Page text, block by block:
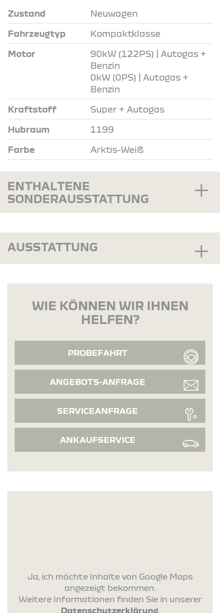
Zustand Neuwagen
Fahrzeugtyp Kompaktklasse
Motor
90kW (122PS) | Autogas +
Benzin
0kW (0PS) | Autogas +
Benzin
Kraftstoff Super + Autogas
Hubraum 1199
Farbe Arktis-Weiß
ENTHALTENE
SONDERAUSSTATTUNG
AUSSTATTUNG
WIE KÖNNEN WIR IHNEN
HELFEN?
PROBEFAHRT
ANGEBOTS-ANFRAGE
SERVICEANFRAGE
ANKAUFSERVICE
Ja, ich möchte Inhalte von Google Maps
angezeigt bekommen.
Weitere Informationen finden Sie in unserer
Datenschutzerklärung.